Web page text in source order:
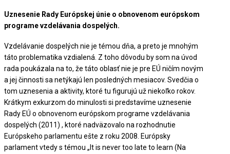
Uznesenie Rady Európskej únie o obnovenom európskom
programe vzdelávania dospelých.
Vzdelávanie dospelých nie je témou dňa, a preto je mnohým
táto problematika vzdialená. Z toho dôvodu by som na úvod
rada poukázala na to, že táto oblasť nie je pre EÚ ničím novým
a jej činnosti sa netýkajú len posledných mesiacov. Svedčia o
tom uznesenia a aktivity, ktoré tu figurujú už niekoľko rokov.
Krátkym exkurzom do minulosti si predstavíme uznesenie
Rady EÚ o obnovenom európskom programe vzdelávania
dospelých (2011) , ktoré nadväzovalo na rozhodnutie
Európskeho parlamentu ešte z roku 2008. Európsky
parlament vtedy s témou „It is never too late to learn (Na